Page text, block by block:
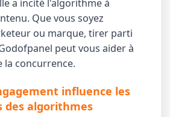
a incité l'algorithme à
Que vous soyez
ou marque, tirer parti
peut vous aider à
la concurrence.
influence les
des algorithmes